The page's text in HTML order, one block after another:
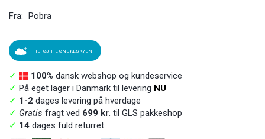
Fra: Pobra
TILFØJ TIL ØNSKESKYEN
✓ 100% dansk webshop og kundeservice
✓ På eget lager i Danmark til levering NU
✓ 1-2 dages levering på hverdage
✓ Gratis fragt ved 699 kr. til GLS pakkeshop
✓ 14 dages fuld returret